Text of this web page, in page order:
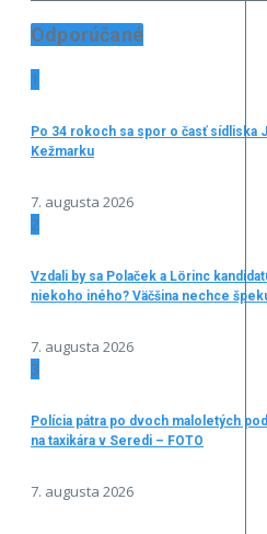
Odporúčané
1
Po 34 rokoch sa spor o časť sídliska
Kežmarku
7. augusta 2026
2
Vzdali by sa Polaček a Lörinc
niekoho iného? Väčšina nechce
7. augusta 2026
3
Polícia pátra po dvoch maloletých
na taxikára v Seredi – FOTO
7. augusta 2026